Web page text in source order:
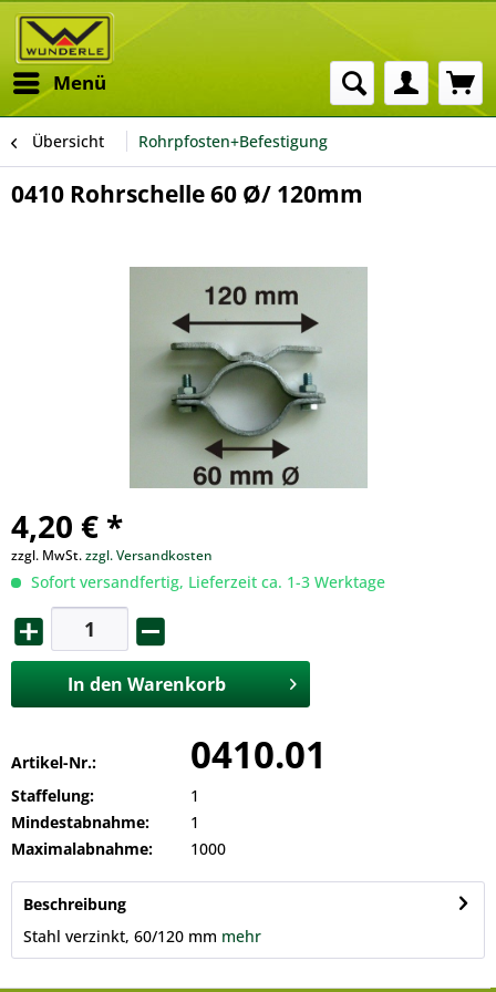
Menü
Übersicht Rohrpfosten+Befestigung
0410 Rohrschelle 60 Ø/ 120mm
4,20 € *
zzgl. MwSt.zzgl. Versandkosten
Sofort versandfertig, Lieferzeit ca. 1-3 Werktage
In den Warenkorb
Artikel-Nr.: 0410.01
Staffelung:
1
Mindestabnahme:
1
Maximalabnahme:
1000
Beschreibung
Stahl verzinkt, 60/120 mm mehr